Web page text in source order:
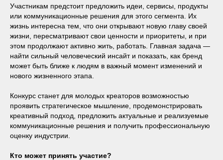
Участникам предстоит предложить идеи, сервисы, продукты
или коммуникационные решения для этого сегмента. Их
жизнь интересна тем, что они открывают новую главу своей
жизни, пересматривают свои ценности и приоритеты, и при
этом продолжают активно жить, работать. Главная задача —
найти сильный человеческий инсайт и показать, как бренд
может быть ближе к людям в важный момент изменений и
нового жизненного этапа.
Конкурс станет для молодых креаторов возможностью
проявить стратегическое мышление, продемонстрировать
креативный подход, предложить актуальные и реализуемые
коммуникационные решения и получить профессиональную
оценку индустрии.
Кто может принять участие?